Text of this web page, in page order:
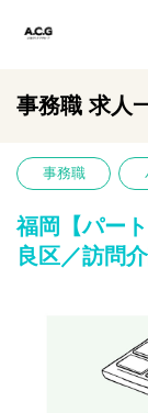
事務職 求人
事務職
福岡【パー
良区／訪問介